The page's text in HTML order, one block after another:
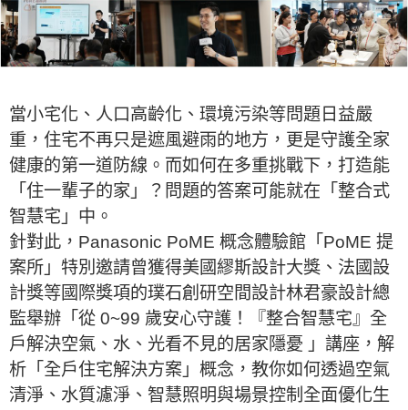
當小宅化、人口高齡化、環境污染等問題日益嚴
重，住宅不再只是遮風避雨的地方，更是守護全家
健康的第一道防線。而如何在多重挑戰下，打造能
「住一輩子的家」？問題的答案可能就在「整合式
智慧宅」中。
針對此，Panasonic PoME 概念體驗館「PoME 提
案所」特別邀請曾獲得美國繆斯設計大獎、法國設
計獎等國際獎項的璞石創研空間設計林君豪設計總
監舉辦「從 0~99 歲安心守護！『整合智慧宅』全
戶解決空氣、水、光看不見的居家隱憂 」講座，解
析「全戶住宅解決方案」概念，教你如何透過空氣
清淨、水質濾淨、智慧照明與場景控制全面優化生